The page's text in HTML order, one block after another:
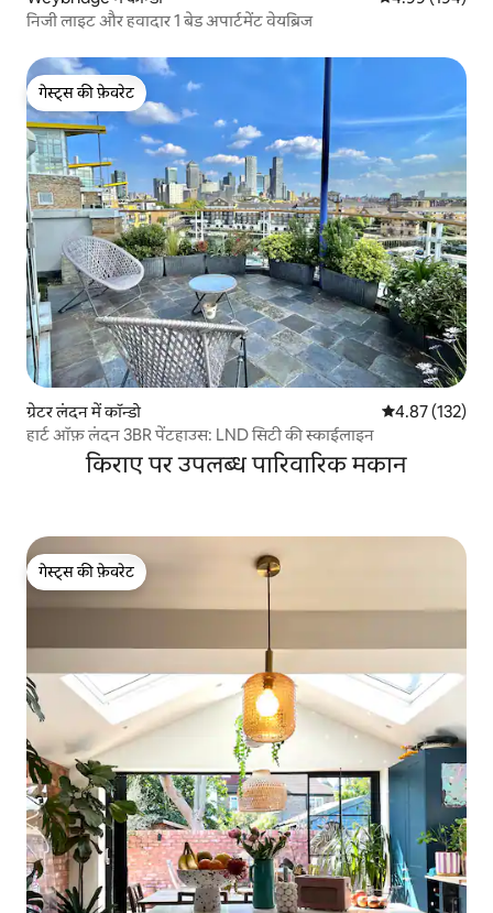
निजी लाइट और हवादार 1 बेड अपार्टमेंट वेयब्रिज
गेस्ट्स की फ़ेवरेट
गेस्ट्स की फ़ेवरेट
ग्रेटर लंदन में कॉन्डो औसत रेटिंग 5 में से
4.87 (132)
हार्ट ऑफ़ लंदन 3BR पेंटहाउस: LND सिटी की स्काईलाइन
किराए पर उपलब्ध पारिवारिक मकान
गेस्ट्स की फ़ेवरेट
गेस्ट्स की फ़ेवरेट